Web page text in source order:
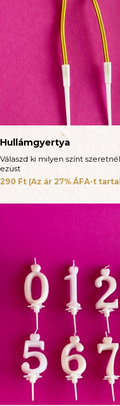
Hullámgyertya
Válaszd ki milyen színt
ezüst
290 Ft (Az ár 27% ÁFA-t